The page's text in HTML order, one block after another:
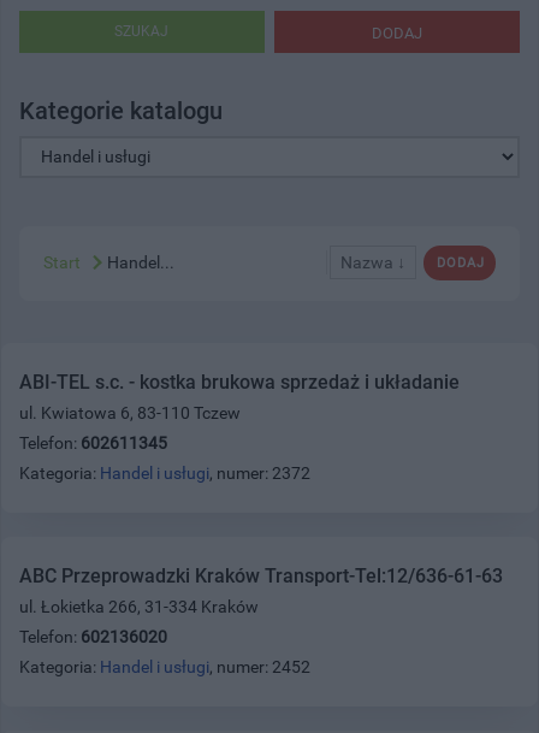
DODAJ
SZUKAJ
Kategorie katalogu
DODAJ
Nazwa ↓
Start Handel...
ABI-TEL s.c. - kostka brukowa sprzedaż i układanie
ul. Kwiatowa 6, 83-110 Tczew
Telefon: 602611345
Kategoria: Handel i usługi, numer: 2372
ABC Przeprowadzki Kraków Transport-Tel:12/636-61-63
ul. Łokietka 266, 31-334 Kraków
Telefon: 602136020
Kategoria: Handel i usługi, numer: 2452